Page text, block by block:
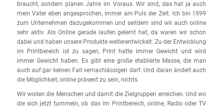
braucht, sondern planen Jahre im Voraus. Wir sind, das hat ja auch
mein Vater eben angesprochen, immer am Puls der Zeit. Ich bin 1999
zum Unternehmen dazugekommen und seitdem sind wir auch online
sehr aktiv. Als Online gerade laufen gelernt hat, da waren wir schon
dabei und haben unsere Produkte weiterentwickelt. Zu der Entwicklung
im Printbereich ist zu sagen, Print hatte immer Gewicht und wird
immer Gewicht haben. Es gibt eine große etablierte Masse, die man
auch auf gar keinen Fall vernachlässigen darf. Und daran ändert auch
die Möglichkeit, online präsent zu sein, nichts.
Wir wollen die Menschen und damit die Zielgruppen erreichen. Und wo
die sich jetzt tummeln, ob das im Printbereich, online, Radio oder TV